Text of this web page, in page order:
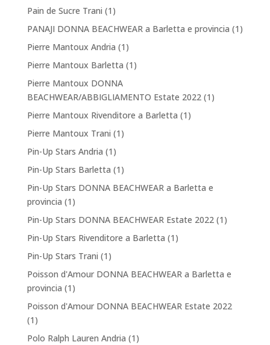
Pain de Sucre Trani (1)
PANAJI DONNA BEACHWEAR a Barletta e provincia (1)
Pierre Mantoux Andria (1)
Pierre Mantoux Barletta (1)
Pierre Mantoux DONNA
BEACHWEAR/ABBIGLIAMENTO Estate 2022(1)
Pierre Mantoux Rivenditore a Barletta (1)
Pierre Mantoux Trani (1)
Pin-Up Stars Andria (1)
Pin-Up Stars Barletta (1)
Pin-Up Stars DONNA BEACHWEAR a Barletta e
provincia (1)
Pin-Up Stars DONNA BEACHWEAR Estate 2022(1)
Pin-Up Stars Rivenditore a Barletta (1)
Pin-Up Stars Trani (1)
Poisson d'Amour DONNA BEACHWEAR a Barletta e
provincia (1)
Poisson d'Amour DONNA BEACHWEAR Estate 2022
(1)
Polo Ralph Lauren Andria (1)